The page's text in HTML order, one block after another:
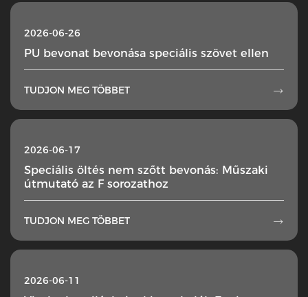
2026-06-26
PU bevonat bevonása speciális szövet ellen
TUDJON MEG TÖBBET 
2026-06-17
Speciális öltés nem szőtt bevonás: Műszaki
útmutató az F sorozathoz
TUDJON MEG TÖBBET 
2026-06-11